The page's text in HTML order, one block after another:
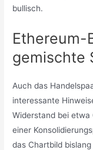
bullisch.
Ethereum-
gemischte
Auch das
interessante
Widerstand bei
einer
das Chartbild